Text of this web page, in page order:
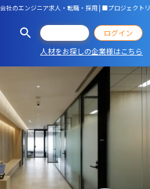
社のエンジニア求人・転職・採用 | ■プロジェク
ログイン
人材をお探しの企業様はこちら